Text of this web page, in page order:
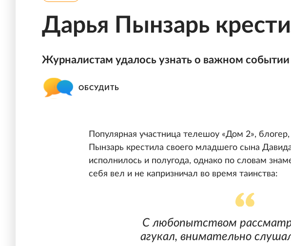
Дарья Пынзарь
Журналистам удалось узнать о важном событии
ОБСУДИТЬ
Популярная участница телешоу «Дом 2»,
Пынзарь крестила своего младшего сына
исполнилось и полугода, однако по словам
себя вел и не капризничал во время таинства:
С любопытством
агукал, внимательно